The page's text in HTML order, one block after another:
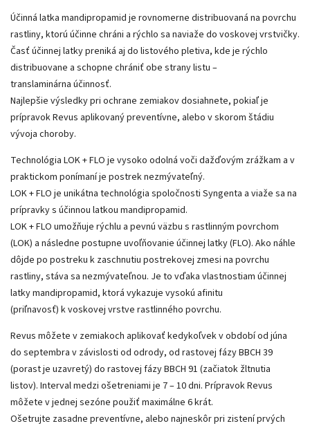
Účinná latka mandipropamid je rovnomerne distribuovaná na povrchu
rastliny, ktorú účinne chráni a rýchlo sa naviaže do voskovej vrstvičky.
Časť účinnej latky preniká aj do listového pletiva, kde je rýchlo
distribuovane a schopne chrániť obe strany listu –
translaminárna účinnosť.
Najlepšie výsledky pri ochrane zemiakov dosiahnete, pokiaľ je
prípravok Revus aplikovaný preventívne, alebo v skorom štádiu
vývoja choroby.
Technológia LOK + FLO je vysoko odolná voči dažďovým zrážkam a v
praktickom ponímaní je postrek nezmývateľný.
LOK + FLO je unikátna technológia spoločnosti Syngenta a viaže sa na
prípravky s účinnou latkou mandipropamid.
LOK + FLO umožňuje rýchlu a pevnú väzbu s rastlinným povrchom
(LOK) a následne postupne uvoľňovanie účinnej latky (FLO). Ako náhle
dôjde po postreku k zaschnutiu postrekovej zmesi na povrchu
rastliny, stáva sa nezmývateľnou. Je to vďaka vlastnostiam účinnej
latky mandipropamid, ktorá vykazuje vysokú afinitu
(priľnavosť) k voskovej vrstve rastlinného povrchu.
Revus môžete v zemiakoch aplikovať kedykoľvek v období od júna
do septembra v závislosti od odrody, od rastovej fázy BBCH 39
(porast je uzavretý) do rastovej fázy BBCH 91 (začiatok žltnutia
listov). Interval medzi ošetreniami je 7 – 10 dni. Prípravok Revus
môžete v jednej sezóne použiť maximálne 6 krát.
Ošetrujte zasadne preventívne, alebo najneskôr pri zistení prvých